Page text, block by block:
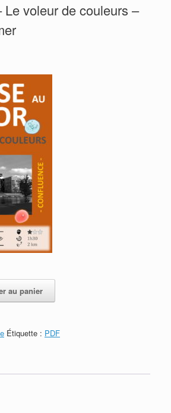
Le voleur de couleurs –
au panier
Étiquette : PDF